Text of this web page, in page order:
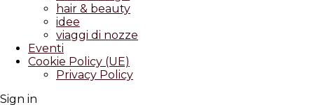
hair & beauty
idee
viaggi di nozze
Eventi
Cookie Policy (UE)
Privacy Policy
Sign in